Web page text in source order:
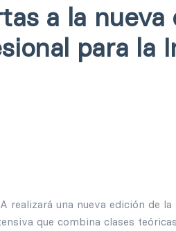
a la nueva
para la
realizará una nueva edición de la
que combina clases